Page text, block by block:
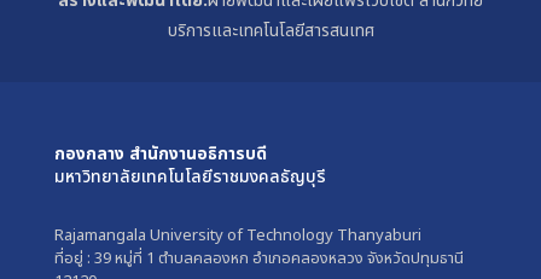
บริการและเทคโนโลยีสารสนเทศ
กองกลาง สำนักงานอธิการบดี
มหาวิทยาลัยเทคโนโลยีราชมงคลธัญบุรี
Rajamangala University of Technology Thanyaburi
ที่อยู่ : 39 หมู่ที่ 1 ตำบลคลองหก อำเภอคลองหลวง จังหวัดปทุมธานี